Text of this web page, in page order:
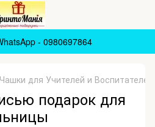
- 0980697864
Чашки для Учителей и Воспитателей
подарок для